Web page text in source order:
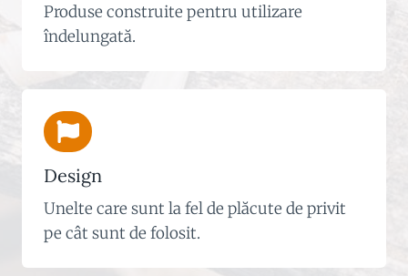
Produse construite pentru utilizare
îndelungată.
Design
Unelte care sunt la fel de plăcute de privit
pe cât sunt de folosit.